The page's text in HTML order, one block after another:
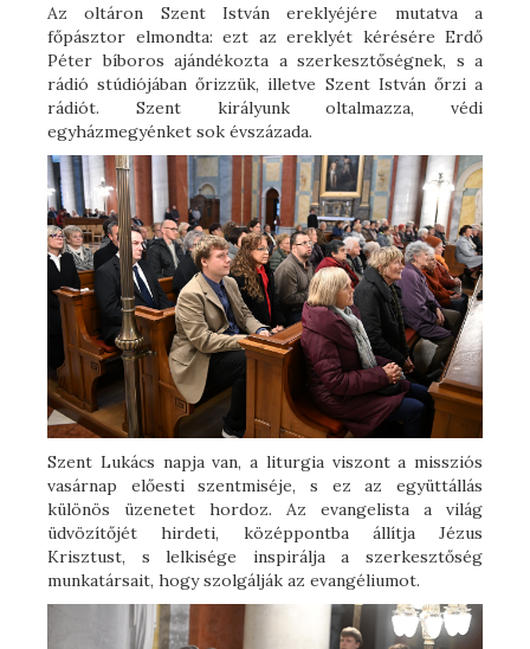
Az oltáron Szent István ereklyéjére mutatva a
főpásztor elmondta: ezt az ereklyét kérésére Erdő
Péter bíboros ajándékozta a szerkesztőségnek, s a
rádió stúdiójában őrizzük, illetve Szent István őrzi a
rádiót. Szent királyunk oltalmazza, védi
egyházmegyénket sok évszázada.
Szent Lukács napja van, a liturgia viszont a missziós
vasárnap előesti szentmiséje, s ez az együttállás
különös üzenetet hordoz. Az evangelista a világ
üdvözítőjét hirdeti, középpontba állítja Jézus
Krisztust, s lelkisége inspirálja a szerkesztőség
munkatársait, hogy szolgálják az evangéliumot.